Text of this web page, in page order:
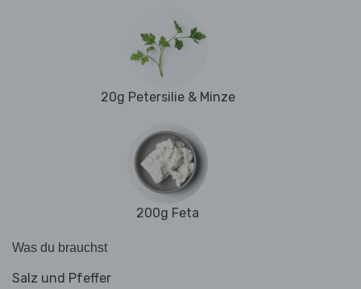
20g Petersilie & Minze
200g Feta
Was du brauchst
Salz und Pfeffer